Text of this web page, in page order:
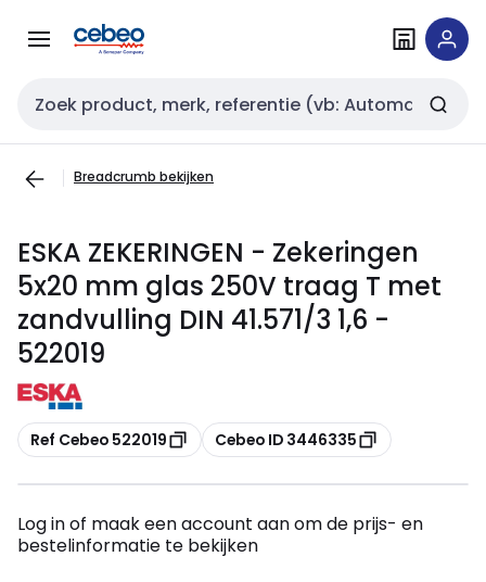
naar
naar
Zoekveld invoer
Breadcrumb bekijken
ESKA ZEKERINGEN - Zekeringen
5x20 mm glas 250V traag T met
zandvulling DIN 41.571/3 1,6 -
522019
Kopiëren
Ref Cebeo 522019 Kopiëren
Cebeo ID 3446335
Log in of maak een account aan om de prijs- en
bestelinformatie te bekijken